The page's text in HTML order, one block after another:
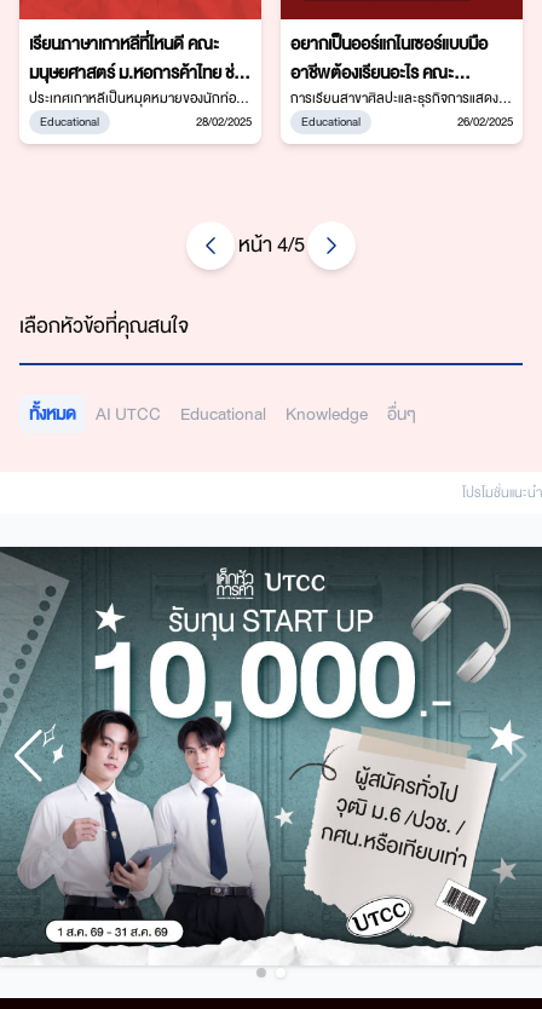
เรียนภาษาเกาหลีที่ไหนดี คณะ
มนุษยศาสตร์ ม.หอการค้าไทย ช่วย
ได้
ประเทศเกาหลีเป็นหมุดหมายของนักท่อง
เที่ยวไทยหลายๆคนที่อยากจะเดินทางไป
สัมผัสประสบการณ์พิเศษ แต่ปัญหาที่เป็น
Educational 28/02/2025
อยากเป็นออร์แกไนเซอร์แบบมือ
อาชีพต้องเรียนอะไร คณะ
มนุษยศาสตร์ ม.หอการค้าไทย มี
คำตอบ
การเรียนสาขาศิลปะและธุรกิจการแสดง
คณะมนุษยศาสตร์ ม.หอการค้าไทย
สามารถเปิดโอกาสให้คุณเข้าสู่วงการอีเวน
Educational 26/02/2025
หน้า 4/5
เลือกหัวข้อที่คุณสนใจ
ทั้งหมด AI UTCC Educational Knowledge อื่นๆ
โปรโมชั่นแนะนํา